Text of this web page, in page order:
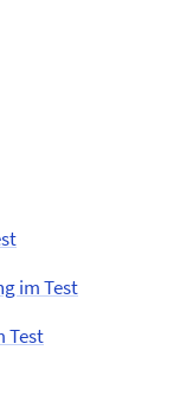
im Test
Test